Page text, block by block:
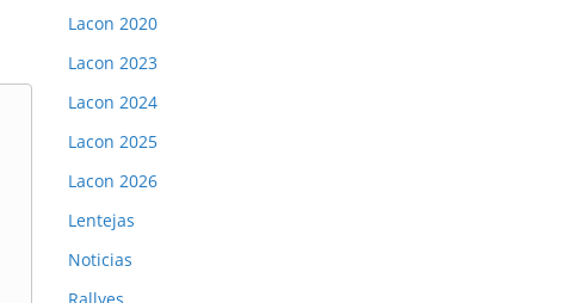
Lacon 2020
Lacon 2023
Lacon 2024
Lacon 2025
Lacon 2026
Lentejas
Noticias